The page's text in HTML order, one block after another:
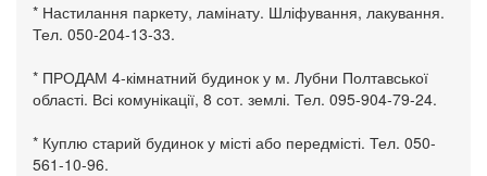
* Настилання паркету, ламінату. Шліфування, лакування.
Тел. 050-204-13-33.
* ПРОДАМ 4-кімнатний будинок у м. Лубни Полтавської
області. Всі комунікації, 8 сот. землі. Тел. 095-904-79-24.
* Куплю старий будинок у місті або передмісті. Тел. 050-
561-10-96.